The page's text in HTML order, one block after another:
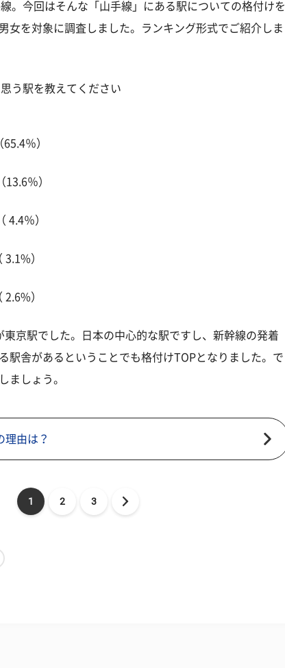
。今回はそんな「山手線」にある駅についての格付けを
女を対象に調査しました。ランキング形式でご紹介しま
う駅を教えてください
％）
％）
％）
）
）
東京駅でした。日本の中心的な駅ですし、新幹線の発着
駅舎があるということでも格付けTOPとなりました。で
ましょう。
理由は？
1 2 3